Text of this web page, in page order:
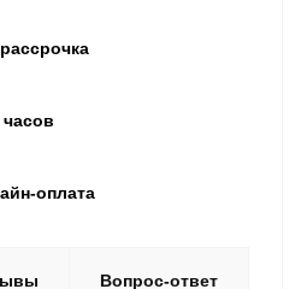
оплата
Вопрос-ответ